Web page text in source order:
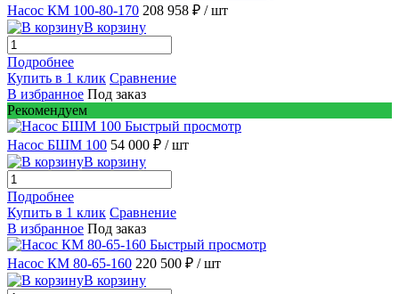
Насос КМ 100-80-170 208 958 ₽ / шт
В корзину
Подробнее
Купить в 1 клик Сравнение
В избранное Под заказ
Рекомендуем
Быстрый просмотр
Насос БШМ 100 54 000 ₽ / шт
В корзину
Подробнее
Купить в 1 клик Сравнение
В избранное Под заказ
Быстрый просмотр
Насос КМ 80-65-160 220 500 ₽ / шт
В корзину